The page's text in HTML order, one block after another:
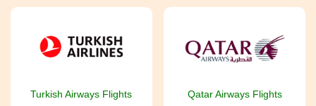
Turkish Airways Flights
Qatar Airways Flights